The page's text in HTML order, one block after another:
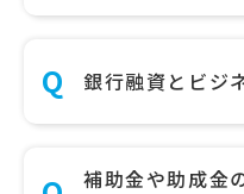
銀行融資とビジ
補助金や助成金